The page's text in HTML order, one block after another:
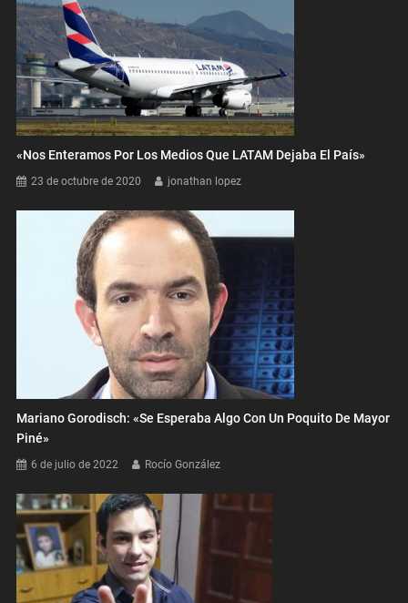
«Nos Enteramos Por Los Medios Que LATAM Dejaba El País»
23 de octubre de 2020 jonathan lopez
Mariano Gorodisch: «Se Esperaba Algo Con Un Poquito De Mayor
Piné»
6 de julio de 2022 Rocío González